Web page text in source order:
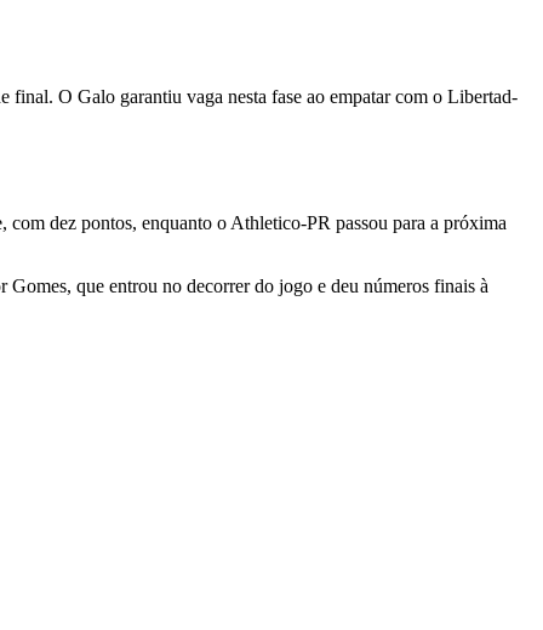
O Galo garantiu vaga nesta fase ao empatar com o Libertad-
dez pontos, enquanto o Athletico-PR passou para a próxima
que entrou no decorrer do jogo e deu números finais à